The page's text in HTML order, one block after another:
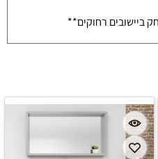
ביישובים רחוקים**